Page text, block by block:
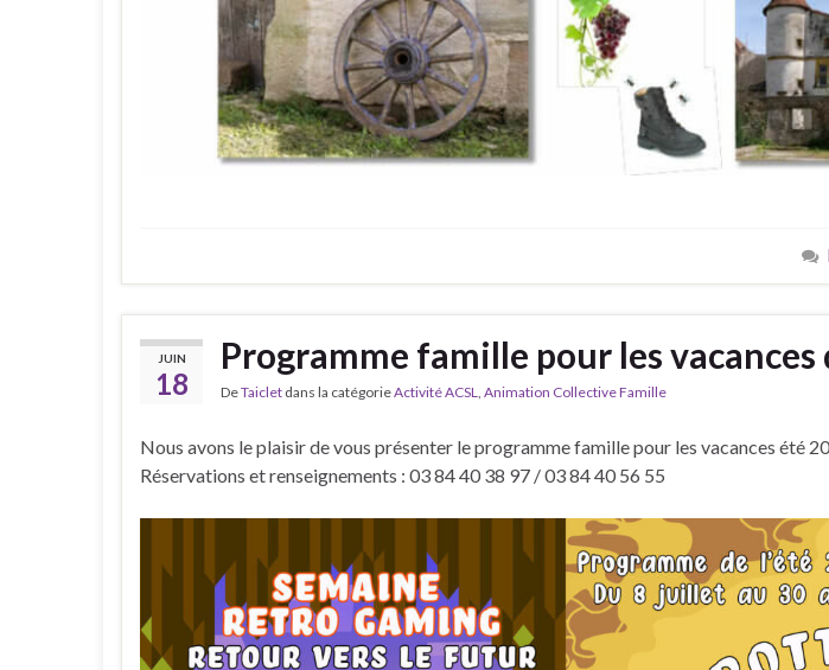
JUIN
18
Programme famille pour les vacances
DeTaiclet dans la catégorieActivité ACSL Animation Collective Famille
Nous avons le plaisir de vous présenter le programme famille pour les vacances été
Réservations et renseignements : 03 84 40 38 97 / 03 84 40 56 55